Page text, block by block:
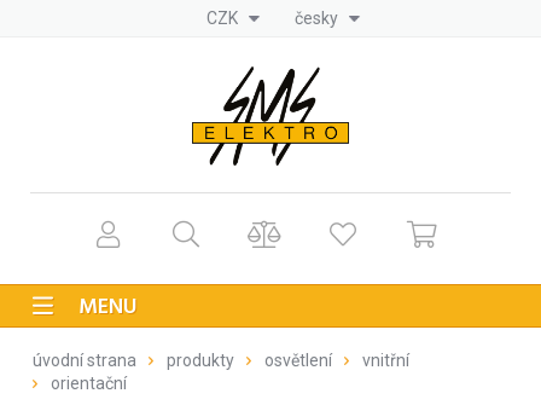
CZK česky
MENU
úvodní strana produkty osvětlení
vnitřní
orientační